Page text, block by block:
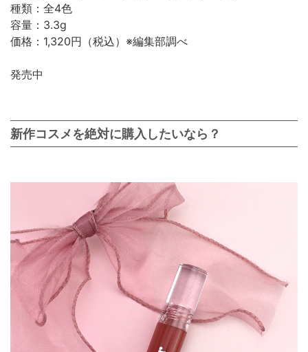
種類：全4色
容量：3.3g
価格：1,320円（税込）※編集部調べ
発売中
新作コスメを絶対に購入したいなら？